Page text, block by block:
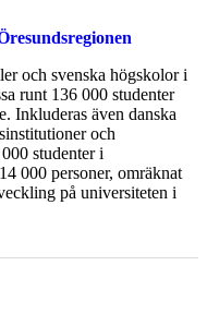
och svenska högskolor i
runt 136 000 studenter
Inkluderas även danska
och
studenter i
000 personer, omräknat
på universiteten i